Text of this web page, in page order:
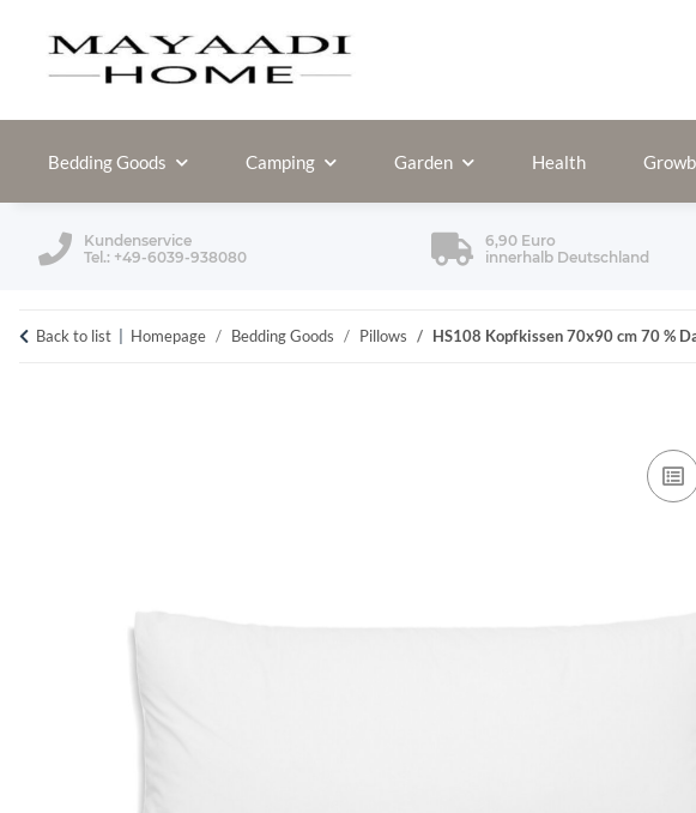
Bedding Goods Camping Garden Health
Kundenservice
Tel.: +49-6039-938080
6,90 Euro
innerhalb Deutschland
Back to list Homepage Bedding Goods Pillows HS108 Kopfkissen 70x90 cm 70 %